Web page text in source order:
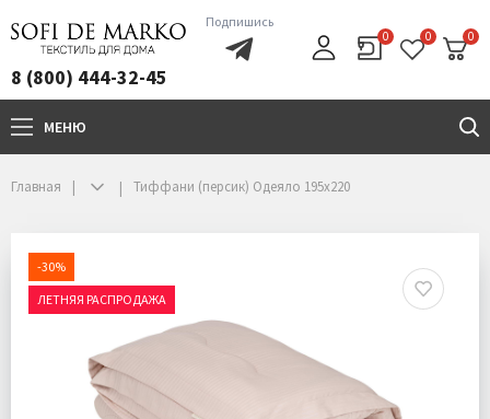
8 (800) 444-32-45
Подпишись
0 0 0
МЕНЮ
Главная Тиффани (персик) Одеяло 195х220
-30%
ЛЕТНЯЯ РАСПРОДАЖА